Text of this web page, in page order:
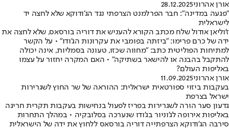
אורן אהרוני28.12.2025
"פגעה במדינה": חבר הפרלמנט הצרפתי נגד הג'ודוקא שלא לחצה יד
לישראלית
ז'וליאן אודול שלח מכתב הקורא להעניש את דוריה בורסאס, שלא לחצה את
ידה של כרם פרימו: "ביזתה בפומבי את עקרונות הג'ודו" • על הקשר
למתיחות הפוליטית כתב: "מחווה שכזו, טעונה בסמליות, אינה יכולה
להתקבל בהבנה או להישאר בשתיקה" • האם המקרה יחזור על עצמו
באליפות העולם?
אורן אהרוני11.09.2025
בעקבות ביזוי ספורטאית ישראלית: ההוראה של שר החוץ לשגרירות
ישראל בצרפת
גדעון סער הורה לשגרירות בפריז לפעול בנחישות בעקבות תקרית חריגה
באליפות אירופה לג'וניור בג'ודו שנערכה בסלובקיה • במהלך התחרות
סירבה הג'ודוקא הצרפתייה דוריה בורסאס ללחוץ את ידה של הישראלית